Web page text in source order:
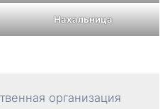
Нахальница
организация